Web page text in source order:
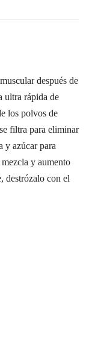
después de
ultra rápida de
los polvos de
filtra para eliminar
y azúcar para
y aumento
destrózalo con el